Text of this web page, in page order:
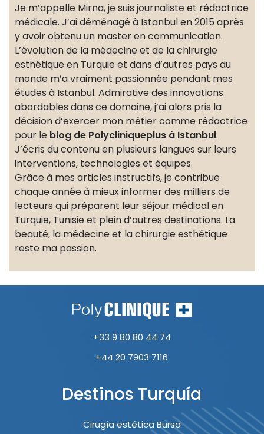
Je m’appelle Mirna, je suis journaliste et rédactrice
médicale. J’ai déménagé à Istanbul en 2015 après
y avoir obtenu un master en communication.
L’évolution de la médecine et de la chirurgie
esthétique en Turquie et dans d’autres pays du
monde m’a vraiment passionnée pendant mes
études à Istanbul. Admirative des innovations
abordables dans ce domaine, j’ai alors pris la
décision d’exercer mon métier comme rédactrice
pour le blog de Polycliniqueplus à Istanbul.
J’écris du contenu en plusieurs langues sur leurs
interventions, technologies et équipes.
Grâce à mes articles instructifs, je contribue
chaque année à mieux informer des milliers de
lecteurs qui préparent leur séjour médical en
Turquie, Tunisie et plein d’autres destinations. La
beauté, la médecine et la chirurgie esthétique
reste ma passion.
+33 9 80 80 44 74
+44 20 7903 7116
Destinos Turquía
Cirugía estética Bursa